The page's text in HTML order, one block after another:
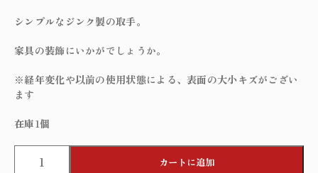
シンプルなジンク製の取手。
家具の装飾にいかがでしょうか。
※経年変化や以前の使用状態による、表面の大小キズがござい
ます
在庫1個
カートに追加